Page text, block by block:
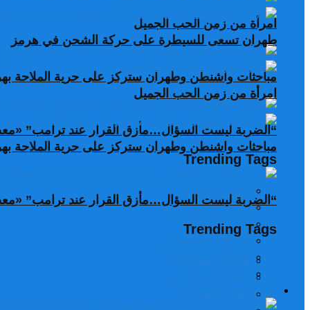
امرأة من زمن الحب الجميل
مباحثات واشنطن وطهران ستركز على حرية الملاحة
“الضربة ليست السؤال…مأزق القرار عند ترامب”
Trending Tags
نتائج الانتخابات
تغير المناخ
وادي السيليكون
كتاب أخبار العرب
طهران تسعى للسيطرة على حركة الشحن في هرمز
امرأة من زمن الحب الجميل
مباحثات واشنطن وطهران ستركز على حرية الملاحة
“الضربة ليست السؤال…مأزق القرار عند ترامب”
Trending Tags